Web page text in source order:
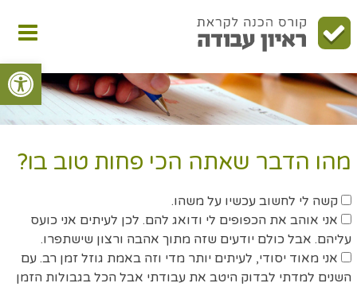
פתח
לתוכן
תפריט
מהו הדבר שאתה הכי פחות טוב בו?
קשה לי לחשוב עכשיו על משהו.
אני אוהב את הכפופים לי ודואג להם. לכן לעיתים אני כועס
עליהם. אבל כולם יודעים שזה מתוך אהבה ורצון שישתפרו.
אני מאוד יסודי, לעיתים יותר מדי וזה באמת גוזל זמן רב. עם
השנים למדתי לבדוק היטב את עבודתי אבל הכל בגבולות הזמן